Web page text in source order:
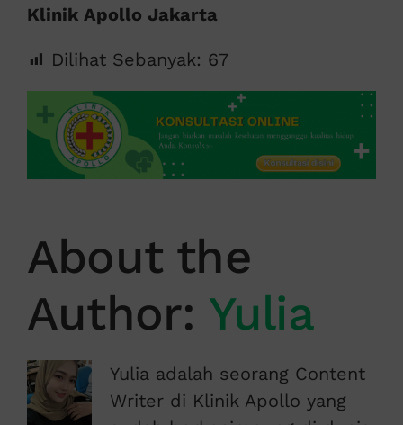
Klinik Apollo Jakarta
Dilihat Sebanyak: 67
About the
Author: Yulia
Yulia adalah seorang Content
Writer di Klinik Apollo yang